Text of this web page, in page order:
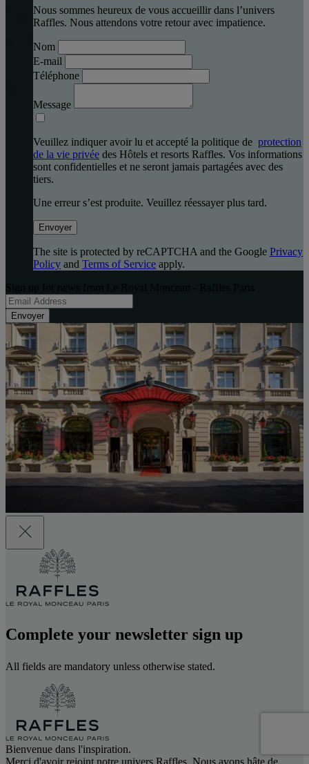
Nous sommes heureux de vous accueillir dans l’univers
Raffles. Nous attendons votre retour avec impatience.
Nom
E-mail
Téléphone
Message
Veuillez indiquer avoir lu et accepté la politique de protection
de la vie privée des Hôtels et resorts Raffles. Vos informations
sont confidentielles et ne seront jamais partagées avec des
tiers.
Une erreur s’est produite. Veuillez réessayer plus tard.
Envoyer
The site is protected by reCAPTCHA and the Google Privacy
Policy and Terms of Service apply.
Envoyer
Complete your newsletter sign up
All fields are mandatory unless otherwise stated.
Bienvenue dans l'inspiration.
Merci d'avoir rejoint notre univers Raffles. Nous avons hâte de